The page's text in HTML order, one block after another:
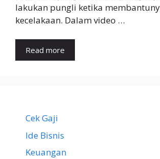
lakukan pungli ketika
kecelakaan. Dalam video …
Read more
Cek Gaji
Ide Bisnis
Keuangan